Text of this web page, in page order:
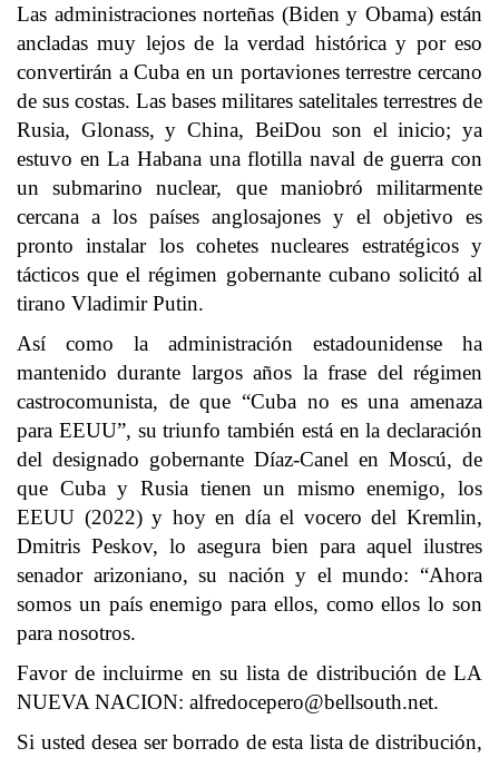
Las administraciones norteñas (Biden y Obama) están
ancladas muy lejos de la verdad histórica y por eso
convertirán a Cuba en un portaviones terrestre cercano
de sus costas. Las bases militares satelitales terrestres de
Rusia, Glonass, y China, BeiDou son el inicio; ya
estuvo en La Habana una flotilla naval de guerra con
un submarino nuclear, que maniobró militarmente
cercana a los países anglosajones y el objetivo es
pronto instalar los cohetes nucleares estratégicos y
tácticos que el régimen gobernante cubano solicitó al
tirano Vladimir Putin.
Así como la administración estadounidense ha
mantenido durante largos años la frase del régimen
castrocomunista, de que “Cuba no es una amenaza
para EEUU”, su triunfo también está en la declaración
del designado gobernante Díaz-Canel en Moscú, de
que Cuba y Rusia tienen un mismo enemigo, los
EEUU (2022) y hoy en día el vocero del Kremlin,
Dmitris Peskov, lo asegura bien para aquel ilustres
senador arizoniano, su nación y el mundo: “Ahora
somos un país enemigo para ellos, como ellos lo son
para nosotros.
Favor de incluirme en su lista de distribución de LA
NUEVA NACION: alfredocepero@bellsouth.net.
Si usted desea ser borrado de esta lista de distribución,